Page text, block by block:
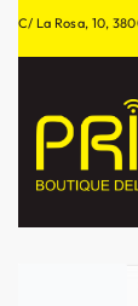
C/ La Rosa, 10,